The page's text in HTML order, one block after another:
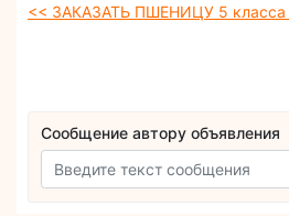
<< ЗАКАЗАТЬ ПШЕНИЦУ 5 класса
Сообщение автору объявления